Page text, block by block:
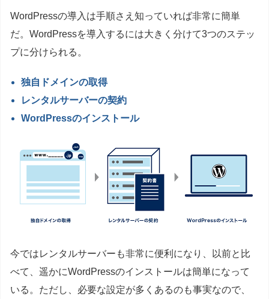
WordPressの導入は手順さえ知っていれば非常に簡単
だ。WordPressを導入するには大きく分けて3つのステッ
プに分けられる。
独自ドメインの取得
レンタルサーバーの契約
WordPressのインストール
今ではレンタルサーバーも非常に便利になり、以前と比
べて、遥かにWordPressのインストールは簡単になって
いる。ただし、必要な設定が多くあるのも事実なので、